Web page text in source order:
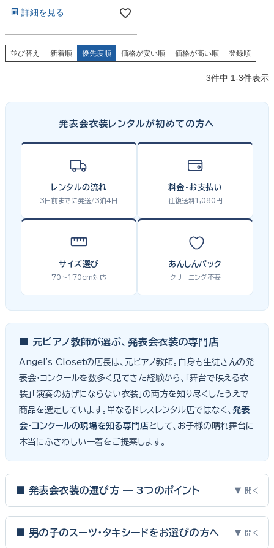
詳細を見る
並び替え 新着順 優先度順 価格が安い順 価格が高い順 登録順
3件中 1-3件表示
発表会衣装レンタルが初めての方へ
レンタルの流れ
3日前までに発送/3泊4日
料金・お支払い
往復送料1,080円
サイズ選び
70〜170cm対応
あんしんパック
クリーニング不要
■ 元ピアノ教師が選ぶ、発表会衣装の専門店
Angel's Closetの店長は、元ピアノ教師。自身も生徒さんの発
表会・コンクールを数多く見てきた経験から、「舞台で映える衣
装」「演奏の妨げにならない衣装」の両方を知り尽くしたうえで
商品を選定しています。単なるドレスレンタル店ではなく、 発表
会・コンクールの現場を知る専門店として、お子様の晴れ舞台に
本当にふさわしい一着をご提案します。
■ 発表会衣装の選び方 — 3つのポイント ▼ 開く
ピアノ発表会・バイオリン発表会・コンクールの舞台は、お子様にと
って特別な一日。元ピアノ教師としての経験から、衣装選びで大切
■ 男の子のスーツ・タキシードをお選びの方へ ▼ 開く